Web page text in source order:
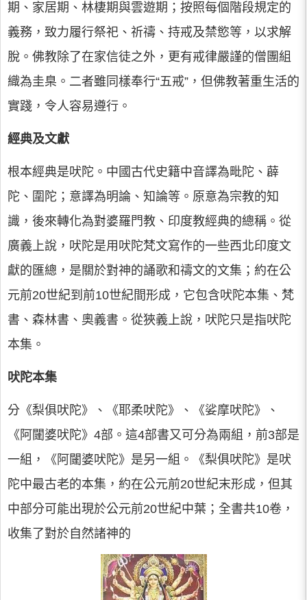
期、家居期、林棲期與雲遊期；按照每個階段規定的
義務，致力履行祭祀、祈禱、持戒及禁慾等，以求解
脫。佛教除了在家信徒之外，更有戒律嚴謹的僧團組
織為圭臬。二者雖同樣奉行“五戒”，但佛教著重生活的
實踐，令人容易遵行。
經典及文獻
根本經典是吠陀。中國古代史籍中音譯為毗陀、薜
陀、圍陀；意譯為明論、知論等。原意為宗教的知
識，後來轉化為對婆羅門教、印度教經典的總稱。從
廣義上說，吠陀是用吠陀梵文寫作的一些西北印度文
獻的匯總，是關於對神的誦歌和禱文的文集；約在公
元前20世紀到前10世紀間形成，它包含吠陀本集、梵
書、森林書、奧義書。從狹義上說，吠陀只是指吠陀
本集。
吠陀本集
分《梨俱吠陀》、《耶柔吠陀》、《娑摩吠陀》、
《阿闥婆吠陀》4部。這4部書又可分為兩組，前3部是
一組，《阿闥婆吠陀》是另一組。《梨俱吠陀》是吠
陀中最古老的本集，約在公元前20世紀末形成，但其
中部分可能出現於公元前20世紀中葉；全書共10卷，
收集了對於自然諸神的